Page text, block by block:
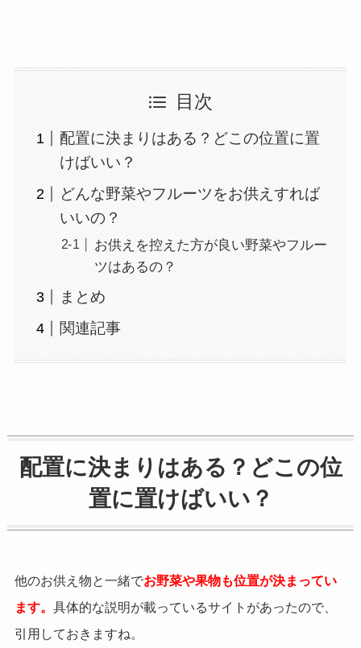
目次
配置に決まりはある？どこの位置に置
けばいい？
どんな野菜やフルーツをお供えすれば
いいの？
お供えを控えた方が良い野菜やフルー
ツはあるの？
まとめ
関連記事
配置に決まりはある？どこの位
置に置けばいい？
他のお供え物と一緒でお野菜や果物も位置が決まってい
ます。 具体的な説明が載っているサイトがあったので、
引用しておきますね。